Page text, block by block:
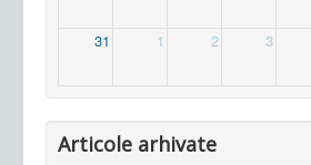
31 1 2 3
Articole arhivate